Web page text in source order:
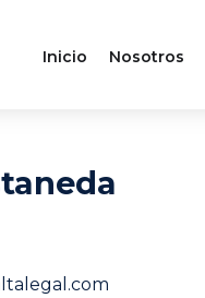
Inicio Nosotros